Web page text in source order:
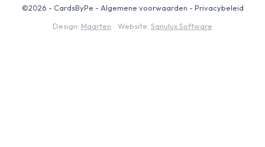
©2026 - CardsByPe - Algemene voorwaarden - Privacybeleid
Design: Maarten Website: Sanulux Software